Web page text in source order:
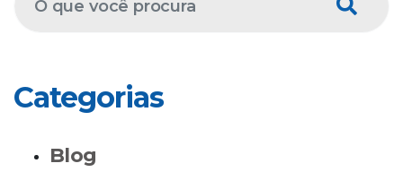
Categorias
Blog